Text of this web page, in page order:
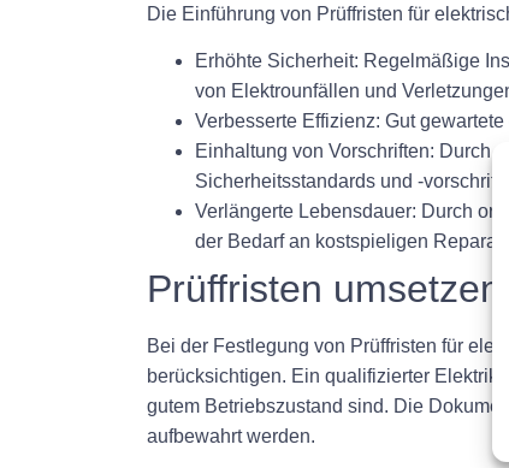
Die Einführung von Prüffristen für
Erhöhte Sicherheit: Regelmäßige
von Elektrounfällen und
Verbesserte Effizienz: Gut
Einhaltung von Vorschriften: Durch
Sicherheitsstandards und -
Verlängerte Lebensdauer: Durch
der Bedarf an kostspieligen
Prüffristen umsetzen
Bei der Festlegung von Prüffristen für
berücksichtigen. Ein qualifizierter
gutem Betriebszustand sind. Die
aufbewahrt werden.